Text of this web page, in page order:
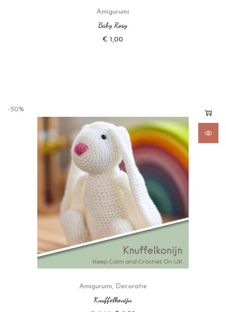
Amigurumi
Baby Rosy
€ 1,00
-50%
Amigurumi, Decoratie
Knuffelkonijn